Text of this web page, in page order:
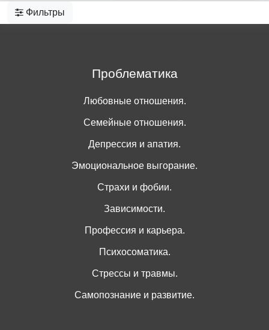
Фильтры
Проблематика
Любовные отношения.
Семейные отношения.
Депрессия и апатия.
Эмоциональное выгорание.
Страхи и фобии.
Зависимости.
Профессия и карьера.
Психосоматика.
Стрессы и травмы.
Самопознание и развитие.